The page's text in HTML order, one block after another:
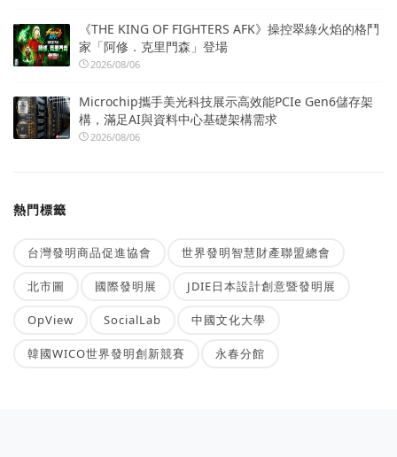
《THE KING OF FIGHTERS AFK》操控翠綠火焰的格鬥
家「阿修．克里門森」登場
2026/08/06
Microchip攜手美光科技展示高效能PCIe Gen6儲存架
構，滿足AI與資料中心基礎架構需求
2026/08/06
熱門標籤
台灣發明商品促進協會 世界發明智慧財產聯盟總會
北市圖 國際發明展 JDIE日本設計創意暨發明展
OpView SocialLab 中國文化大學
韓國WICO世界發明創新競賽 永春分館